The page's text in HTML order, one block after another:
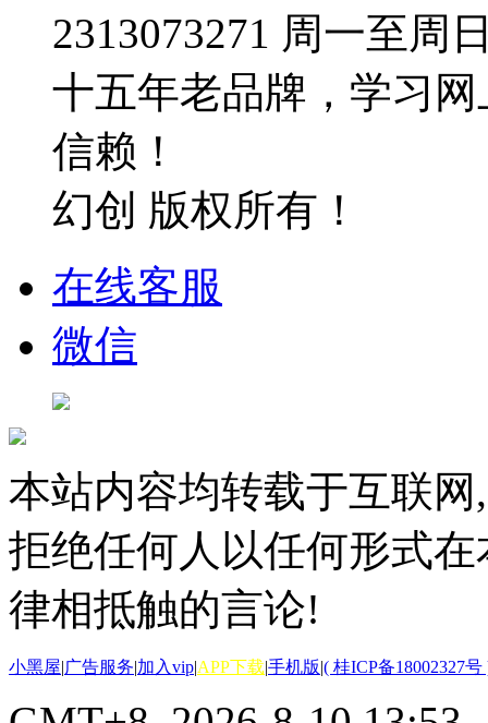
2313073271 周一至周
十五年老品牌，学习
信赖！
幻创 版权所有！
在线客服
微信
本站内容均转载于互联
拒绝任何人以任何形式
律相抵触的言论!
小黑屋|广告服务|加入vip|APP下载|手机版|( 桂ICP备18002327号